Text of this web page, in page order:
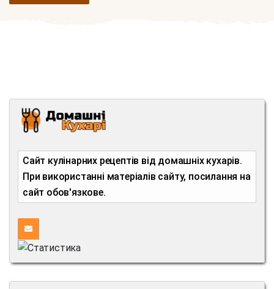
Сайт кулінарних рецептів від домашніх кухарів.
При використанні матеріалів сайту, посилання на
сайт обов'язкове.